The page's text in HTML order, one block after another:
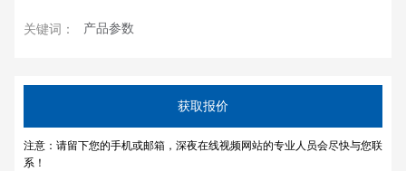
关键词： 产品参数
获取报价
注意：请留下您的手机或邮箱，深夜在线视频网站的专业人员会尽快与您联
系！